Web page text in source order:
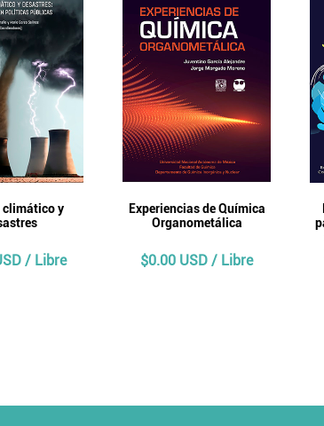
climático y
/ Libre
Experiencias de Química
Organometálica
$0.00 USD / Libre